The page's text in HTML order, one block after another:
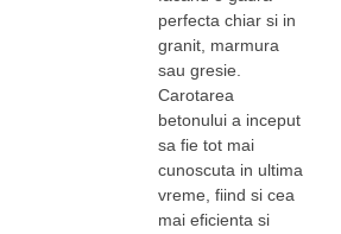
perfecta chiar si in
granit, marmura
sau gresie.
Carotarea
betonului a inceput
sa fie tot mai
cunoscuta in ultima
vreme, fiind si cea
mai eficienta si